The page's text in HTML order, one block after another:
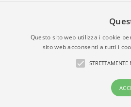
su immobiliare-italia.it
della veridicità, della
Questo sito web utilizza i cookie
sito web acconsenti a tutti i
STRETTAMENTE